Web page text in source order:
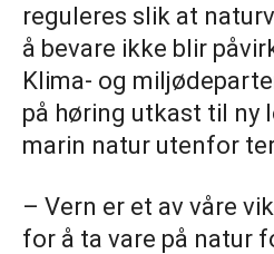
reguleres slik at
å bevare ikke blir
Klima- og
på høring utkast til ny
marin natur utenfor
– Vern er et av våre
for å ta vare på natur